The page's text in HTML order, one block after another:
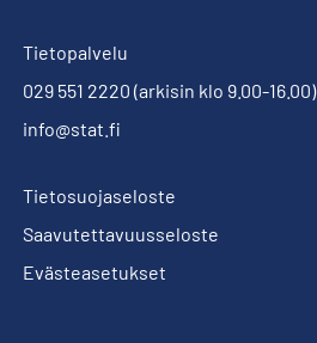
Tietopalvelu
029 551 2220 (arkisin klo 9.00-16.00)
info@stat.fi
Tietosuojaseloste
Saavutettavuusseloste
Evästeasetukset